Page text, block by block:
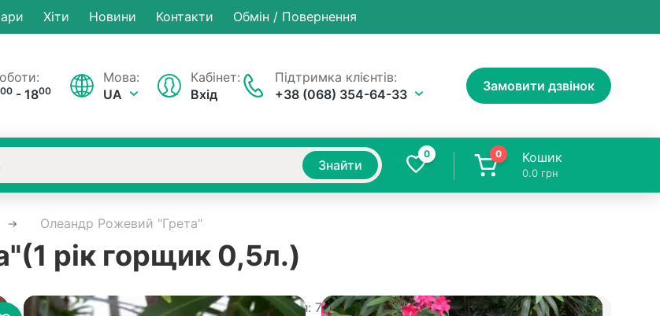
Хiти Новини Контакти Обмін / Повернення
00 - 1800
Підтримка клієнтів:
+38 (068) 354-64-33
Мова:
UA
Кабінет:
Вхід
Замовити дзвінок
Знайти
0 0 Кошик
0.0 грн
Олеандр Рожевий "Грета"
рік горщик 0,5л.)
В наявності Артикул: 7005